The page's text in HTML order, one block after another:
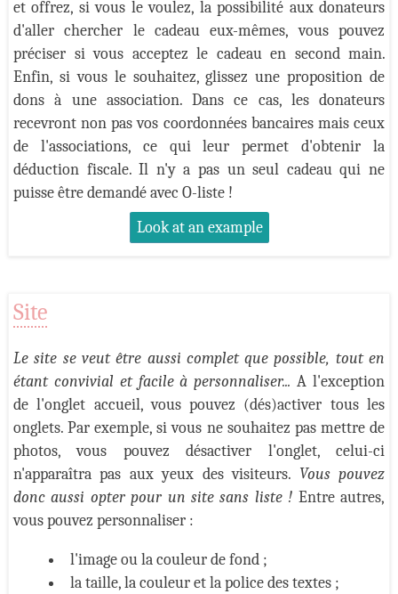
et offrez, si vous le voulez, la possibilité aux donateurs
d'aller chercher le cadeau eux-mêmes, vous pouvez
préciser si vous acceptez le cadeau en second main.
Enfin, si vous le souhaitez, glissez une proposition de
dons à une association. Dans ce cas, les donateurs
recevront non pas vos coordonnées bancaires mais ceux
de l'associations, ce qui leur permet d'obtenir la
déduction fiscale. Il n'y a pas un seul cadeau qui ne
puisse être demandé avec O-liste !
Look at an example
Site
Le site se veut être aussi complet que possible, tout en
étant convivial et facile à personnaliser... A l'exception
de l'onglet accueil, vous pouvez (dés)activer tous les
onglets. Par exemple, si vous ne souhaitez pas mettre de
photos, vous pouvez désactiver l'onglet, celui-ci
n'apparaîtra pas aux yeux des visiteurs. Vous pouvez
donc aussi opter pour un site sans liste ! Entre autres,
vous pouvez personnaliser :
l'image ou la couleur de fond ;
la taille, la couleur et la police des textes ;